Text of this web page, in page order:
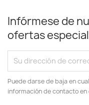
Infórmese de
ofertas
Puede darse de baja en
información de contacto en